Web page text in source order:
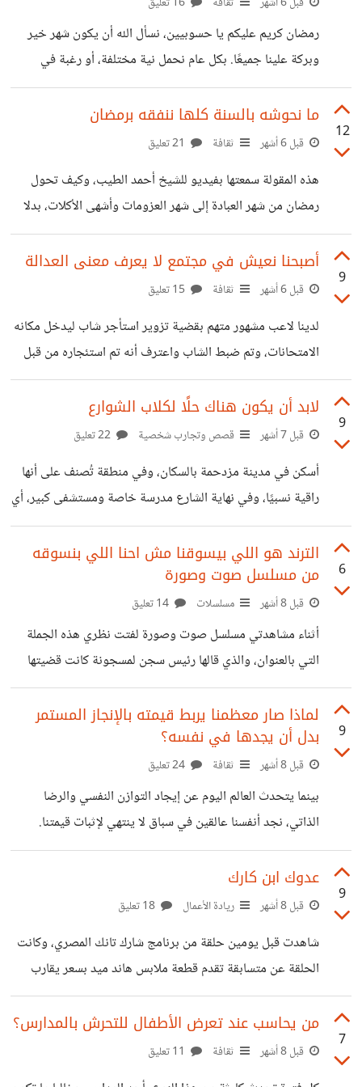
والمصممين والمطورين، سيتم أتمتة كل هذه الوظائف بالكامل
بالذكاء الاصطناعي خلال 12 -18 شهرًا مقبلة. باختصار كما قال
سيستحوذ الذكاء الاصنطاعي على تلك
رمضان كريم عليكم يا حسوبيين، نسأل الله أن يكون شهر خير
وبركة علينا جميعًا. بكل عام نحمل نية مختلفة، أو رغبة في
تعديل عادة صغيرة، أو تصحيح أمر شعرنا أنه لم يكن كما تمنيناه
في العام السابق. ربما كان الحماس في البداية ثم تراجع، ربما
ضاع الوقت بين العمل والانشغالات، أو ربما مر الشهر سريعًا دون
على تنظيم وقتي بدل الاكتفاء بالحماس في البداية، وأن أوفق
بين مواعيد
12
ما نحوشه بالسنة كلها ننفقه برمضان
قبل 6 أشهر ثقافة
هذه المقولة سمعتها بفيديو للشيخ أحمد الطيب، وكيف تحول
رمضان من شهر العبادة إلى شهر العزومات وأشهى الأكلات، بدلا
من أن نركز بالعبادة ونقلل من الأكل، والانكفاء على الداخل وتعلم
التركيز على النفس ووعيها. طبعًا هو محق جدًا، فاليوم ومع
اقتراب الشهر الفضيل -كل عام وأنتم بخير ورمضان كريم عليكم-
احتياجاتهم وشراء أشياء لا تأكل إلا برمضان، يعني بدلا من صفاء
الذهن والاستعداد الروحي للشهر الناس تقلق حول التكلفة المالية
المطلوبة لتغطية
9
أصبحنا نعيش في مجتمع لا يعرف معنى العدالة
قبل 6 أشهر ثقافة
لدينا لاعب مشهور متهم بقضية تزوير استأجر شاب ليدخل مكانه
الامتحانات، وتم ضبط الشاب واعترف أنه تم استئجاره من قبل
اللاعب ليلتحق بدلا منه بلجان الامتحانات، المهم تم الحكم عليه
بالحبس لمدة عام مع دفع غرامة، الغريب أنه بالاستئناف تم إيقاف
التنفيذ لمدة ثلاثة سنوات، لم أتوقع ذلك لأن هذه قضية واضحة
فهذه القضية تحديدا تنفيذ الحكم يؤكد على أن الكل سواسية
وأن الغني قبل الفقير سيعلم أن المال لا
9
لابد أن يكون هناك حلًا لكلاب الشوارع
قبل 7 أشهر قصص وتجارب شخصية
أسكن في مدينة مزدحمة بالسكان، وفي منطقة تُصنف على أنها
راقية نسبيًا، وفي نهاية الشارع مدرسة خاصة ومستشفى كبير، أي
منطقة يفترض أنها آمنة ومناسبة للعائلات. ورغم ذلك، الشارع
يمتلئ بالكلاب الضالة بشكل لافت. أصبحت أشعر بقلق حقيقي
كل صباح عند ذهاب أولادي إلى المدرسة. حتى الخروج لأي
مشوار بسيط صار يتطلب حذرًا زائدًا، مراقبة الطريق، والانتباه
لأي حركة مفاجئة. هذا القلق لا يأتي من فراغ، بل من واقع نعيشه
يوميًا. وما لفت انتباهي مؤخرًا أن الأمر لم يعد حالة
6
الترند هو اللي بيسوقنا مش احنا اللي بنسوقه
من مسلسل صوت وصورة
قبل 8 أشهر مسلسلات
أثناء مشاهدتي مسلسل صوت وصورة لفتت نظري هذه الجملة
التي بالعنوان، والذي قالها رئيس سجن لمسجونة كانت قضيتها
تريند وتحولت لرأي عام وكانت جمعيات دعم المرأة تتسابق
لدعمها وبمجرد ظهور قضية قتل جديدة لفتاة أمام جامعتها
انشغلوا بها وانسحبوا من دعم قضيتها، وهذا باختصار ما نراه على
السوشيال ميديا باستمرار، بداية من حوادث القتل التي تأتي
وتذهب تتصدر التريند وتختفي، قضايا التحرش التي تقلب
المجتمع والجميع يثور ثم تنفجر البالونة ولا نعلم ماذا حدث بعد
9
لماذا صار معظمنا يربط قيمته بالإنجاز المستمر
بدل أن يجدها في نفسه؟
قبل 8 أشهر ثقافة
بينما يتحدث العالم اليوم عن إيجاد التوازن النفسي والرضا
الذاتي، نجد أنفسنا عالقين في سباق لا ينتهي لإثبات قيمتنا.
ألاحظ أننا ننجز عملًا كبيرًا، نفرح قليلًا، ثم بدل أن نرتاح نُعيد
الضغط على أنفسنا وكأن الإنجاز لا يساوي شيئًا. الطالب الذي
يحصد أعلى الدرجات، الموظف الذي يحصل على ترقية، المستقل
الفرح قصيرة، ثم يبدأ القلق من جديد: هل سأحافظ على
المستوى؟ ماذا لو لم أستطع إثبات نفسي مرة أخرى؟ المؤسف أن
9
عدوك ابن كارك
قبل 8 أشهر ريادة الأعمال
شاهدت قبل يومين حلقة من برنامج شارك تانك المصري، وكانت
الحلقة عن متسابقة تقدم قطعة ملابس هاند ميد بسعر يقارب
19000 جنيه، وعند النقاش مع الحكام تحديدًا الأختين صاحبات
براند أختين وهو قائم على نفس المبدأ هاندميد ولكن حقائب
ويصدر لعدة دول منها أمريكا وفرنسا، ويستهدفوا نفس الشريحة
7
من يحاسب عند تعرض الأطفال للتحرش بالمدارس؟
قبل 8 أشهر ثقافة